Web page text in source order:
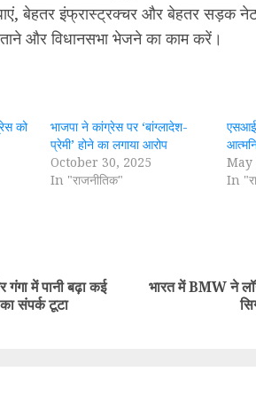
बेहतर इंफ्रास्ट्रक्चर और बेहतर सड़क
और विधानसभा भेजने का काम करें।
को
भाजपा ने कांग्रेस पर ‘बांग्लादेश-
प्रेमी’ होने का लगाया आरोप
October 30, 2025
In "राजनीतिक"
May
In
Previous
में पानी बढ़ा कई
संपर्क टूटा
Next
भारत में BMW ने